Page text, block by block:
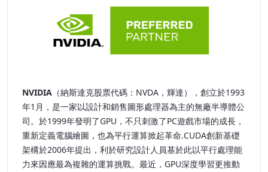
NVIDIA （納斯達克股票代碼：NVDA，輝達），創立於1993
年1月，是一家以設計和銷售圖形處理器為主的無廠半導體公
司。於1999年發明了GPU，不只刺激了PC遊戲市場的成長，
重新定義電腦繪圖，也為平行運算掀起革命.CUDA創新基礎
架構於2006年提出，利於研究設計人員基於此以平行處理能
力來因應最為複雜的運算挑戰。最近，GPU深度學習更推動